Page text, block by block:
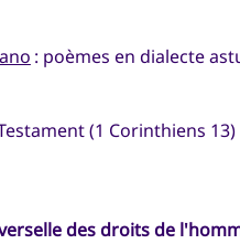
: poèmes en dialecte
(1 Corinthiens 13)
des droits de